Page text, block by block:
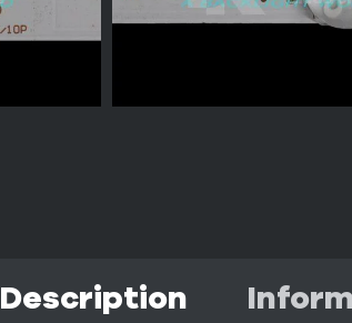
Description